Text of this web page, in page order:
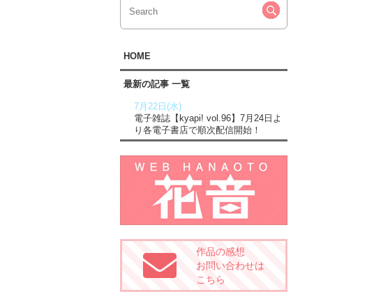
HOME
最新の記事 一覧
7月22日(水)
電子雑誌【kyapi! vol.96】7月24日よ
り各電子書店で順次配信開始！
作品の感想
お問い合わせは
こちら